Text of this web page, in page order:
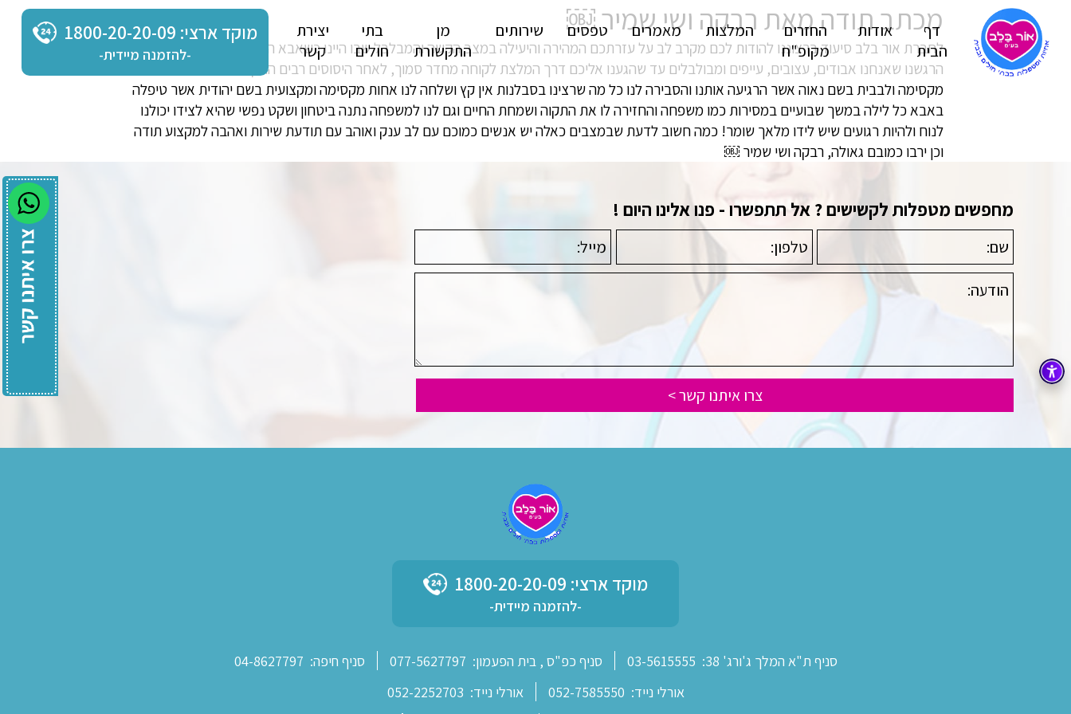
דף
הבית
אודות
החזרים
מקופ"ח
המלצות מאמרים טפסים שירותים
מן
התקשורת
בתי
חולים
יצירת
קשר
מוקד ארצי: 1800-20-20-09
-להזמנה מיידית-
מכתב תודה מאת רבקה ושי שמיר ￼
לחברת אור בלב סיעוד ברצוננו להודות לכם מקרב לב על עזרתכם המהירה והיעילה במצב הקשה והמבלבל שבו היינו כשאבא היה מאושפז בבית החולים
הרגשנו שאנחנו אבודים, עצובים, עייפים ומבולבלים עד שהגענו אליכם דרך המלצת לקוחה מחדר סמוך, לאחר היסוסים רבים התקשרנו וענתה לנו בחורה
מקסימה ולבבית בשם נאוה אשר הרגיעה אותנו והסבירה לנו כל מה שרצינו בסבלנות אין קץ ושלחה לנו אחות מקסימה ומקצועית בשם יהודית אשר טיפלה
באבא כל לילה במשך שבועיים במסירות כמו משפחה והחזירה לו את התקוה ושמחת החיים וגם לנו למשפחה נתנה ביטחון ושקט נפשי שהיא לצידו יכולנו
לנוח ולהיות רגועים שיש לידו מלאך שומר! כמה חשוב לדעת שבמצבים כאלה יש אנשים כמוכם עם לב ענק ואוהב עם תודעת שירות ואהבה למקצוע תודה
וכן ירבו כמובם גאולה, רבקה ושי שמיר ￼
מחפשים מטפלות לקשישים ? אל תתפשרו - פנו אלינו היום !
מוקד ארצי: 1800-20-20-09
-להזמנה מיידית-
סניף ת"א המלך ג'ורג' 38: סניף כפ"ס , בית הפעמון: סניף חיפה:
אורלי נייד:
אורלי נייד: